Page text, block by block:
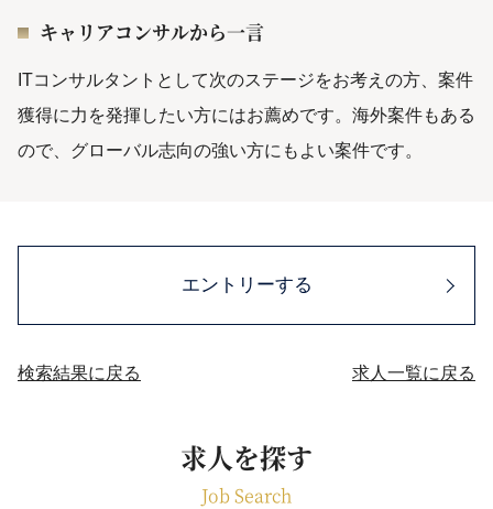
キャリアコンサルから一言
ITコンサルタントとして次のステージをお考えの方、案件
獲得に力を発揮したい方にはお薦めです。海外案件もある
ので、グローバル志向の強い方にもよい案件です。
エントリーする
検索結果に戻る 求人一覧に戻る
求人を探す
Job Search